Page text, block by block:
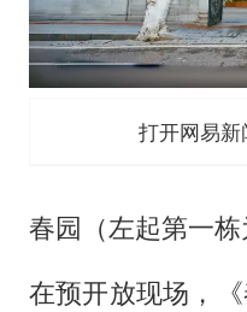
打开网易
春园（左起第一栋
在预开放现场，